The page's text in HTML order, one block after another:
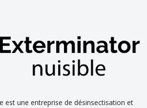
est une entreprise de désinsectisation et